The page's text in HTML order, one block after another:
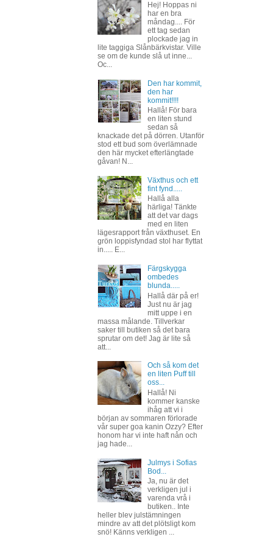
Hej! Hoppas ni
har en bra
måndag.... För
ett tag sedan
plockade jag in
lite taggiga Slånbärkvistar. Ville
se om de kunde slå ut inne...
Oc...
Den har kommit,
den har
kommit!!!!
Hallå! För bara
en liten stund
sedan så
knackade det på dörren. Utanför
stod ett bud som överlämnade
den här mycket efterlängtade
gåvan! N...
Växthus och ett
fint fynd.....
Hallå alla
härliga! Tänkte
att det var dags
med en liten
lägesrapport från växthuset. En
grön loppisfyndad stol har flyttat
in..... E...
Färgskygga
ombedes
blunda.....
Hallå där på er!
Just nu är jag
mitt uppe i en
massa målande. Tillverkar
saker till butiken så det bara
sprutar om det! Jag är lite så
att...
Och så kom det
en liten Puff till
oss...
Hallå! Ni
kommer kanske
ihåg att vi i
början av sommaren förlorade
vår super goa kanin Ozzy? Efter
honom har vi inte haft nån och
jag hade...
Julmys i Sofias
Bod...
Ja, nu är det
verkligen jul i
varenda vrå i
butiken.. Inte
heller blev julstämningen
mindre av att det plötsligt kom
snö! Känns verkligen ...